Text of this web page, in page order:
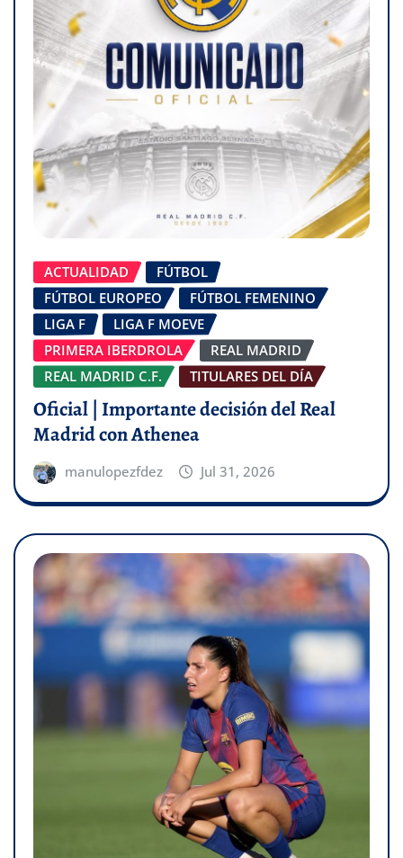
ACTUALIDAD
FÚTBOL
FÚTBOL EUROPEO
FÚTBOL FEMENINO
LIGA F
LIGA F MOEVE
PRIMERA IBERDROLA
REAL MADRID
REAL MADRID C.F.
TITULARES DEL DÍA
Oficial | Importante decisión del Real
Madrid con Athenea
manulopezfdez Jul 31, 2026